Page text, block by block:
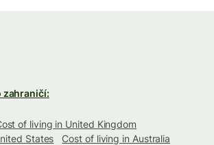
zahraničí:
of living in United Kingdom
States
Cost of living in Australia